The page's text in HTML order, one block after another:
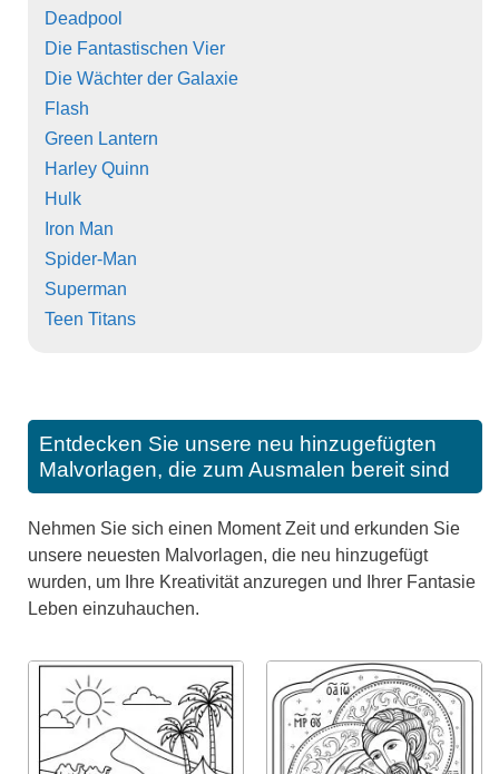
Deadpool
Die Fantastischen Vier
Die Wächter der Galaxie
Flash
Green Lantern
Harley Quinn
Hulk
Iron Man
Spider-Man
Superman
Teen Titans
Entdecken Sie unsere neu hinzugefügten
Malvorlagen, die zum Ausmalen bereit sind
Nehmen Sie sich einen Moment Zeit und erkunden Sie
unsere neuesten Malvorlagen, die neu hinzugefügt
wurden, um Ihre Kreativität anzuregen und Ihrer Fantasie
Leben einzuhauchen.